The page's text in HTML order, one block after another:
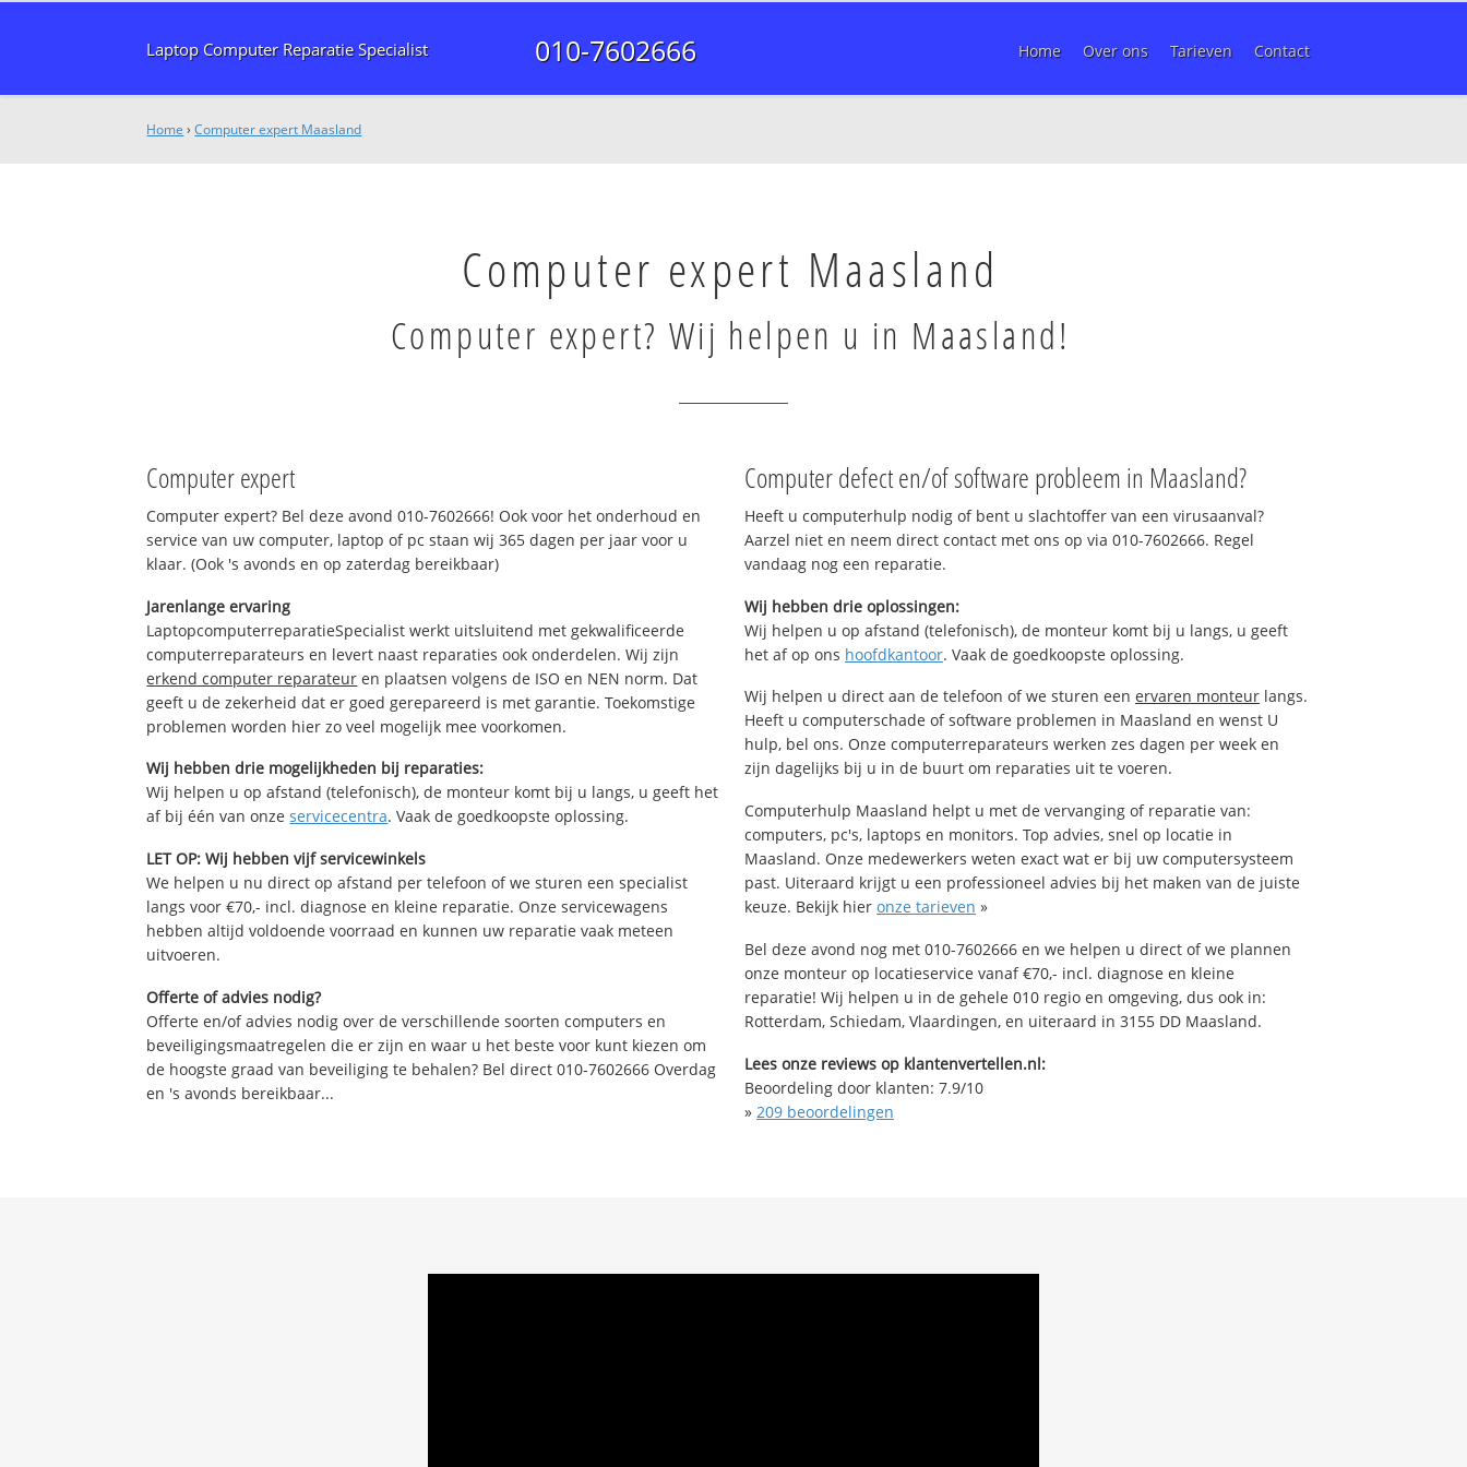
Laptop Computer Reparatie Specialist 010-7602666 Home Over ons Tarieven Contact
Home ›Computer expert Maasland
Computer expert Maasland
Computer expert? Wij helpen u in Maasland!
Computer expert
Computer expert? Bel deze avond 010-7602666! Ook voor het onderhoud en
service van uw computer, laptop of pc staan wij 365 dagen per jaar voor u
klaar. (Ook 's avonds en op zaterdag bereikbaar)
Jarenlange ervaring
LaptopcomputerreparatieSpecialist werkt uitsluitend met gekwalificeerde
computerreparateurs en levert naast reparaties ook onderdelen. Wij zijn
erkend computer reparateur en plaatsen volgens de ISO en NEN norm. Dat
geeft u de zekerheid dat er goed gerepareerd is met garantie. Toekomstige
problemen worden hier zo veel mogelijk mee voorkomen.
Wij hebben drie mogelijkheden bij reparaties:
Wij helpen u op afstand (telefonisch), de monteur komt bij u langs, u geeft het
af bij één van onzeservicecentra. Vaak de goedkoopste oplossing.
LET OP: Wij hebben vijf servicewinkels
We helpen u nu direct op afstand per telefoon of we sturen een specialist
langs voor €70,- incl. diagnose en kleine reparatie. Onze servicewagens
hebben altijd voldoende voorraad en kunnen uw reparatie vaak meteen
uitvoeren.
Offerte of advies nodig?
Offerte en/of advies nodig over de verschillende soorten computers en
beveiligingsmaatregelen die er zijn en waar u het beste voor kunt kiezen om
de hoogste graad van beveiliging te behalen? Bel direct 010-7602666 Overdag
en 's avonds bereikbaar...
Computer defect en/of software probleem in Maasland?
Heeft u computerhulp nodig of bent u slachtoffer van een virusaanval?
Aarzel niet en neem direct contact met ons op via 010-7602666. Regel
vandaag nog een reparatie.
Wij hebben drie oplossingen:
Wij helpen u op afstand (telefonisch), de monteur komt bij u langs, u geeft
het af op ons hoofdkantoor. Vaak de goedkoopste oplossing.
Wij helpen u direct aan de telefoon of we sturen een ervaren monteur langs.
Heeft u computerschade of software problemen in Maasland en wenst U
hulp, bel ons. Onze computerreparateurs werken zes dagen per week en
zijn dagelijks bij u in de buurt om reparaties uit te voeren.
Computerhulp Maasland helpt u met de vervanging of reparatie van:
computers, pc's, laptops en monitors. Top advies, snel op locatie in
Maasland. Onze medewerkers weten exact wat er bij uw computersysteem
past. Uiteraard krijgt u een professioneel advies bij het maken van de juiste
keuze. Bekijk hier onze tarieven »
Bel deze avond nog met 010-7602666 en we helpen u direct of we plannen
onze monteur op locatieservice vanaf €70,- incl. diagnose en kleine
reparatie! Wij helpen u in de gehele 010 regio en omgeving, dus ook in:
Rotterdam, Schiedam, Vlaardingen, en uiteraard in 3155 DD Maasland.
Lees onze reviews op klantenvertellen.nl:
Beoordeling door klanten: 7.9/10
» 209 beoordelingen